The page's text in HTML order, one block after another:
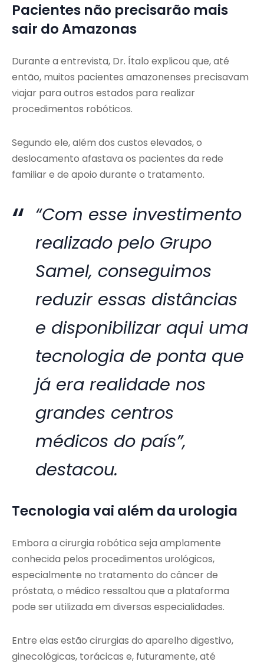
Pacientes não precisarão mais
sair do Amazonas
Durante a entrevista, Dr. Ítalo explicou que, até
então, muitos pacientes amazonenses precisavam
viajar para outros estados para realizar
procedimentos robóticos.
Segundo ele, além dos custos elevados, o
deslocamento afastava os pacientes da rede
familiar e de apoio durante o tratamento.
“Com esse investimento
realizado pelo Grupo
Samel, conseguimos
reduzir essas distâncias
e disponibilizar aqui uma
tecnologia de ponta que
já era realidade nos
grandes centros
médicos do país”,
destacou.
Tecnologia vai além da urologia
Embora a cirurgia robótica seja amplamente
conhecida pelos procedimentos urológicos,
especialmente no tratamento do câncer de
próstata, o médico ressaltou que a plataforma
pode ser utilizada em diversas especialidades.
Entre elas estão cirurgias do aparelho digestivo,
ginecológicas, torácicas e, futuramente, até